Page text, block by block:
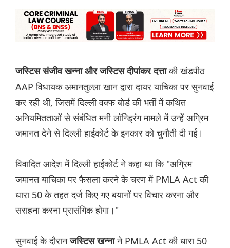
जस्टिस संजीव खन्ना और जस्टिस दीपांकर दत्ताकी खंडपीठ
AAP विधायक अमानतुल्ला खान द्वारा दायर याचिका पर सुनवाई
कर रही थी, जिसमें दिल्ली वक्फ बोर्ड की भर्ती में कथित
अनियमितताओं से संबंधित मनी लॉन्ड्रिंग मामले में उन्हें अग्रिम
जमानत देने से दिल्ली हाईकोर्ट के इनकार को चुनौती दी गई।
विवादित आदेश में दिल्ली हाईकोर्ट ने कहा था कि "अग्रिम
जमानत याचिका पर फैसला करने के चरण में PMLA Act की
धारा 50 के तहत दर्ज किए गए बयानों पर विचार करना और
सराहना करना प्रासंगिक होगा।"
सुनवाई के दौरानजस्टिस खन्नाने PMLA Act की धारा 50